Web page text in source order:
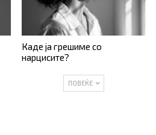
Каде ја грешиме со
нарцисите?
ПОВЕЌЕ